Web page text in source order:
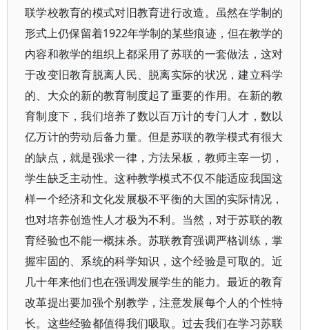
联学校教育的模式对旧教育进行改造。虽然在学制的
形式上仍保留着1922年学制的某些痕迹，但在教学的
内容和教学的组织上都采用了苏联的一套做法，这对
于改变旧教育脱离人民、脱离实际的状况，建立科学
的、大众的新的教育制度起了重要的作用。在新的教
育制度下，我们培养了数以百万计的专门人才，数以
亿万计的劳动后备力量。但是苏联的教学模式有很大
的缺点，就是强求一律，方法呆板，教师主宰一切，
学生缺乏主动性。这种教学模式不仅不能适应我国这
样一个经济和文化发展极不平衡的大国的实际情况，
也对培养创造性人才极为不利。当然，对于苏联的教
育经验也不能一概抹杀。苏联教育强调严格训练，掌
握牢固的、系统的科学知识，这个经验是可取的。近
几十年来他们也在强调发展学生的能力。最近的教育
改革提出要加强个别教学，注意发展每个人的个性特
长。这些经验都值得我们吸取。过去我们在学习苏联